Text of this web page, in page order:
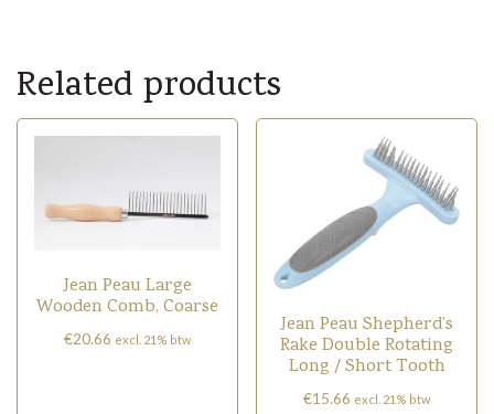
Related products
Jean Peau Large
Wooden Comb, Coarse
€20.66 excl. 21% btw Jean Peau Shepherd’s
Rake Double Rotating
Long / Short Tooth
€15.66 excl. 21% btw